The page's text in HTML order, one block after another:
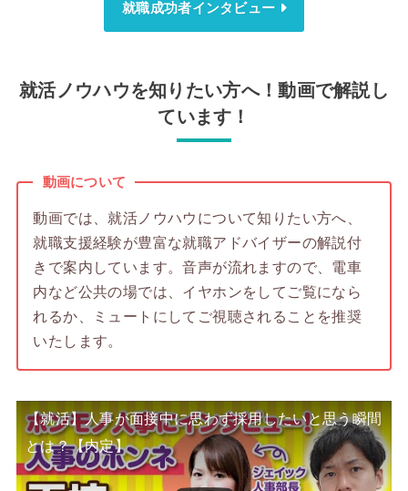
就職成功者インタビュー
就活ノウハウを知りたい方へ！動画で解説し
ています！
動画について
動画では、就活ノウハウについて知りたい方へ、
就職支援経験が豊富な就職アドバイザーの解説付
きで案内しています。音声が流れますので、電車
内など公共の場では、イヤホンをしてご覧になら
れるか、ミュートにしてご視聴されることを推奨
いたします。
【就活】人事が面接中に思わず採用したいと思う瞬間
とは？【内定】